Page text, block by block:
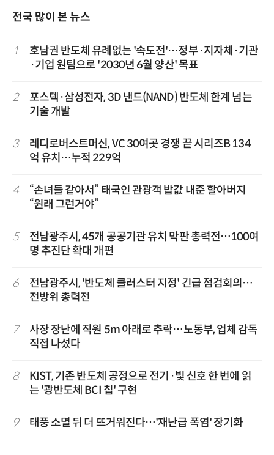
전국 많이 본 뉴스
1
호남권 반도체 유례없는 '속도전'…정부·지자체·기관
·기업 원팀으로 '2030년 6월 양산' 목표
2
포스텍·삼성전자, 3D 낸드(NAND) 반도체 한계 넘는
기술 개발
3
레디로버스트머신, VC 30여곳 경쟁 끝 시리즈B 134
억 유치…누적 229억
4
“손녀들 같아서” 태국인 관광객 밥값 내준 할아버지
“원래 그런거야”
5
전남광주시, 45개 공공기관 유치 막판 총력전…100여
명 추진단 확대 개편
6
전남광주시, '반도체 클러스터 지정' 긴급 점검회의…
전방위 총력전
7
사장 장난에 직원 5m 아래로 추락…노동부, 업체 감독
직접 나섰다
8
KIST, 기존 반도체 공정으로 전기·빛 신호 한 번에 읽
는 '광반도체 BCI 칩' 구현
9 태풍 소멸 뒤 더 뜨거워진다…'재난급 폭염' 장기화